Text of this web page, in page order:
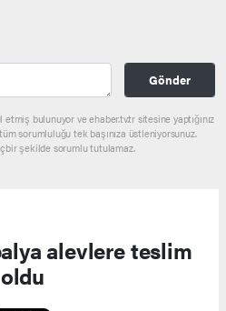
Gönder
bulunuyor ve ehaber.tv.tr sitesine yaptığınız
sorumluluğu tek başınıza üstleniyorsunuz.
şekilde sorumlu tutulamaz.
alevlere teslim
oldu